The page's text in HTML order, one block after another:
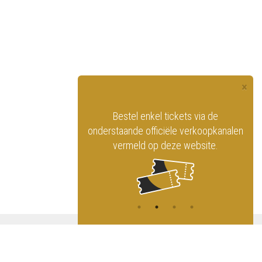
×
Bestel enkel tickets via de
onderstaande officiële verkoopkanalen
vermeld op deze website.